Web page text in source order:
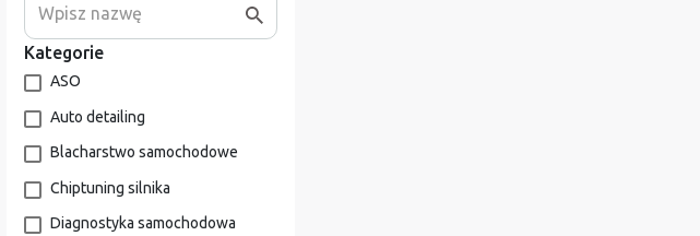
Kategorie
ASO
Auto detailing
Blacharstwo samochodowe
Chiptuning silnika
Diagnostyka samochodowa